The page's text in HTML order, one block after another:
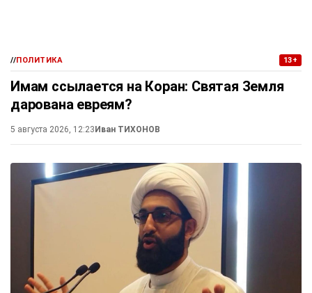
//ПОЛИТИКА 13+
Имам ссылается на Коран: Святая Земля
дарована евреям?
5 августа 2026, 12:23 Иван ТИХОНОВ